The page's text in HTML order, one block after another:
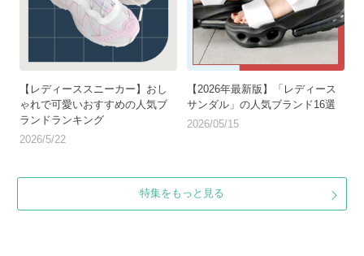
【レディーススニーカー】おし
ゃれで可愛いおすすめの人気ブ
ランドランキング
2026/5/22
【2026年最新版】「レディース
サンダル」の人気ブランド16選
2026/05/15
特集をもっと見る